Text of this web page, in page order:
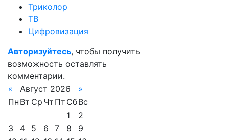
Триколор
ТВ
Цифровизация
Авторизуйтесь, чтобы получить
возможность оставлять
комментарии.
«
Август 2026
»
Пн Вт Ср Чт Пт СбВс
1
2
3
4 5 6 7 8
9